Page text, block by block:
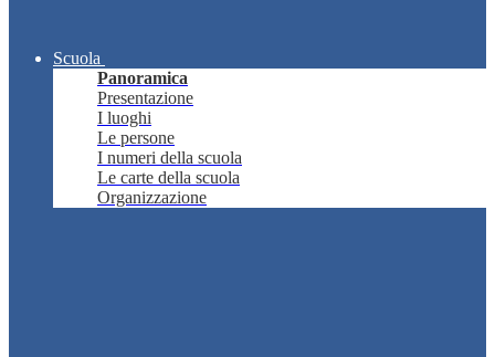
Scuola
Panoramica
Presentazione
I luoghi
Le persone
I numeri della scuola
Le carte della scuola
Organizzazione